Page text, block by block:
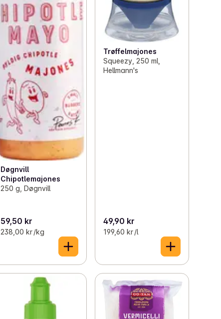
Døgnvill
Chipotlemajones
250 g, Døgnvill
59,50 kr
238,00 kr /kg
Trøffelmajones
Squeezy, 250 ml,
Hellmann's
49,90 kr
199,60 kr /l